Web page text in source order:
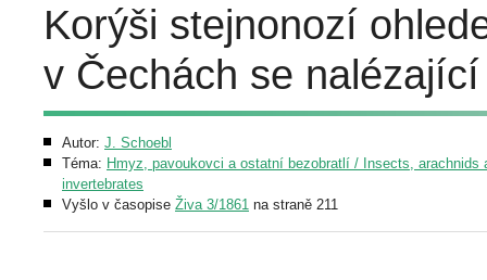
Korýši stejnonozí
v Čechách se
Autor: J. Schoebl
Téma: Hmyz, pavoukovci a ostatní bezobratlí / Insects, arachnids
invertebrates
Vyšlo v časopise Živa 3/1861 na straně 211